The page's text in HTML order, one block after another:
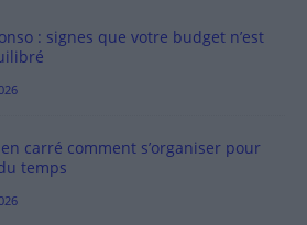
: signes que votre budget n’est
carré comment s’organiser pour
temps